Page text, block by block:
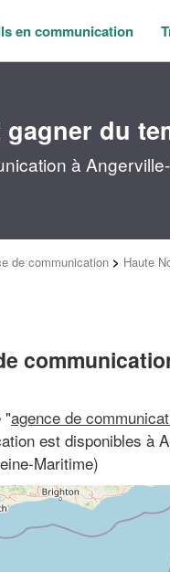
en communication
du
à
de communication > Haute
"agence de
est disponibles à
Maritime)